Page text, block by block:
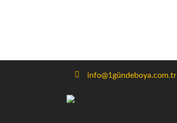
info@1gündeboya.com.tr